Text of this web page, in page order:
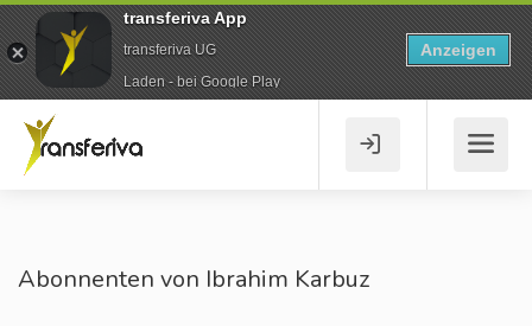
Abonnenten von Ibrahim Karbuz
transferiva App
transferiva UG
Laden - bei Google Play
Anzeigen